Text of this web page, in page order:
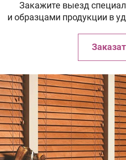
Закажите выезд
и образцами продукции в